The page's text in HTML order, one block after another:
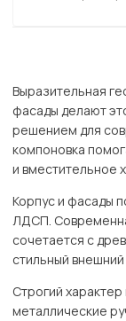
Выразительная
фасады делают
решением для
компоновка
и вместительное
Корпус и фасады
ЛДСП.
сочетается с
стильный внешний
Строгий
металлические